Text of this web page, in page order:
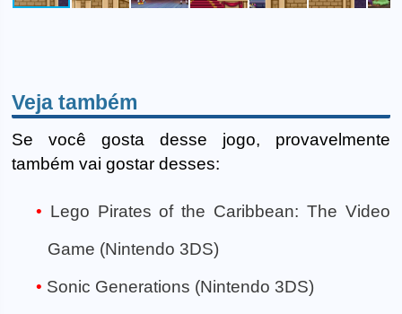
Veja também
Se você gosta desse jogo, provavelmente
também vai gostar desses:
Lego Pirates of the Caribbean: The Video
Game (Nintendo 3DS)
Sonic Generations (Nintendo 3DS)